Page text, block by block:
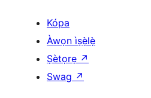
Kópa
Àwọn ìṣẹ̀lẹ̀
Ṣètọrẹ ↗
Swag ↗